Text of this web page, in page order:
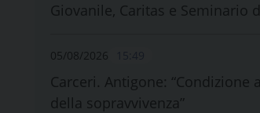
Giovanile, Caritas e Seminario
05/08/2026
Carceri. Antigone: “Condizione
della sopravvivenza”